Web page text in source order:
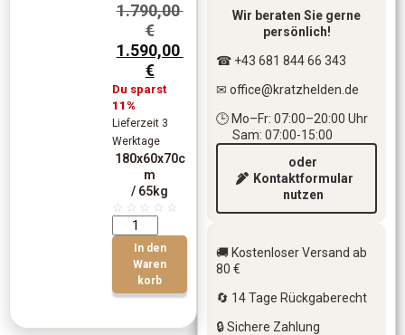
Wir beraten Sie gerne
persönlich!
☎ +43 681 844 66 343
✉ office@kratzhelden.de
🕒 Mo–Fr: 07:00–20:00 Uhr
Sam: 07:00-15:00
oder
Kontaktformular
nutzen
🚚 Kostenloser Versand ab
80 €
🔄 14 Tage Rückgaberecht
🔒 Sichere Zahlung
1.790,00
€
1.590,00
€
Du sparst
11%
Lieferzeit 3
Werktage
180x60x70c
m
/ 65kg
☆ ☆ ☆ ☆ ☆
In den
Waren
korb